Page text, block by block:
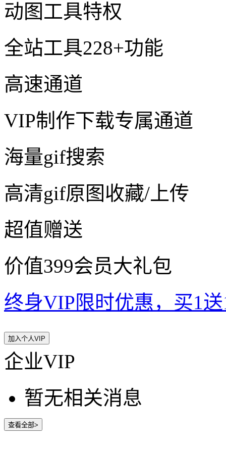
动图工具特权
全站工具228+功能
高速通道
VIP制作下载专属通道
海量gif搜索
高清gif原图收藏/上传
超值赠送
价值399会员大礼包
终身VIP限时优惠，买1
加入个人VIP
企业VIP
暂无相关消息
查看全部>